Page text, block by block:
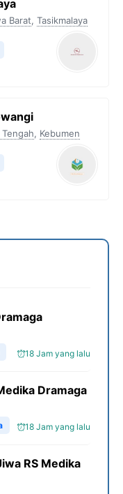
Barat, Tasikmalaya
, Kebumen
18 Jam yang lalu
Dramaga
18 Jam yang lalu
RS Medika